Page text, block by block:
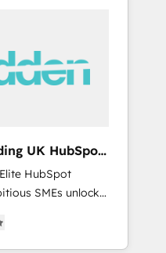
(React),
🚀 Nos
+ Sales + Service
↔ HubSpot temps
UK HubSpot
HubSpot
SMEs unlock
but never see
to poor adoption,